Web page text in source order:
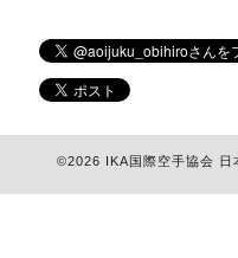
©2026 IKA国際空手協会 日